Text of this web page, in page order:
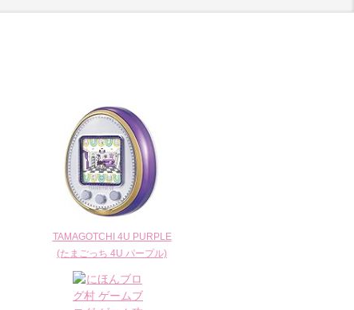
TAMAGOTCHI 4U PURPLE
(たまごっち 4U パープル)